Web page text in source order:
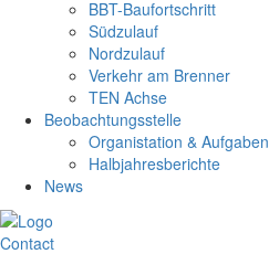
BBT-Baufortschritt
Südzulauf
Nordzulauf
Verkehr am Brenner
TEN Achse
Beobachtungsstelle
Organistation & Aufgaben
Halbjahresberichte
News
Contact